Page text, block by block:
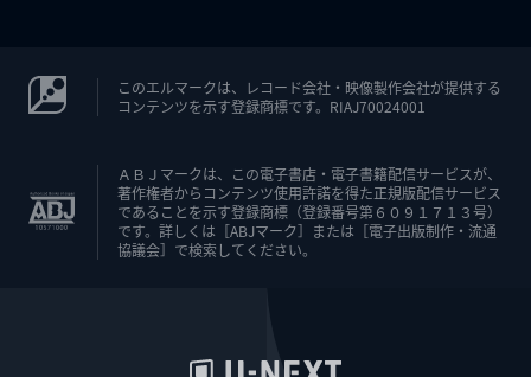
このエルマークは、レコード会社・映像製作会社が提供する
コンテンツを示す登録商標です。RIAJ70024001
ＡＢＪマークは、この電子書店・電子書籍配信サービスが、
著作権者からコンテンツ使用許諾を得た正規版配信サービス
であることを示す登録商標（登録番号第６０９１７１３号）
です。詳しくは［ABJマーク］または［電子出版制作・流通
協議会］で検索してください。